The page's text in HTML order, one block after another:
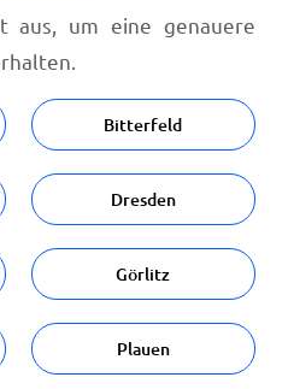
aus, um eine genauere
Bitterfeld
Dresden
Görlitz
Plauen